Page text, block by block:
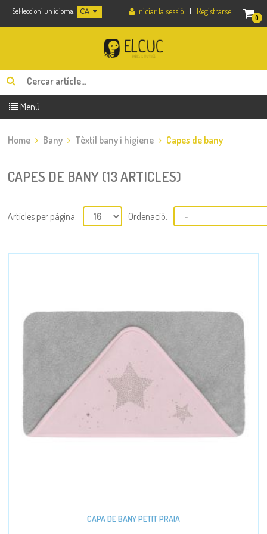
Sel·leccioni un idioma: CA
0
Iniciar la sessió | Registrarse
Menú
Home Bany Tèxtil bany i higiene Capes de bany
CAPES DE BANY (13 ARTICLES)
Articles per pàgina: Ordenació:
CAPA DE BANY PETIT PRAIA